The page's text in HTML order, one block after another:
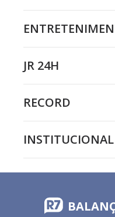
JR 24H
RECORD
INSTITUCIONAL